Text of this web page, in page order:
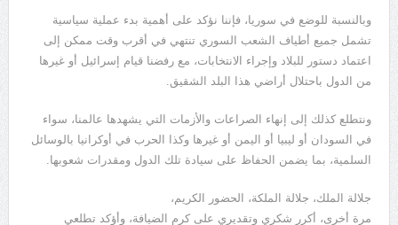
وبالنسبة للوضع في سوريا، فإننا نؤكد على أهمية بدء عملية سياسية
تشمل جميع أطياف الشعب السوري تنتهي في أقرب وقت ممكن إلى
اعتماد دستور للبلاد وإجراء الانتخابات، مع رفضنا قيام إسرائيل أو غيرها
من الدول باحتلال أراضي هذا البلد الشقيق.
ونتطلع كذلك إلى إنهاء الصراعات والأزمات التي يشهدها عالمنا، سواء
في السودان أو ليبيا أو اليمن أو غيرها وكذا الحرب في أوكرانيا بالوسائل
السلمية، بما يضمن الحفاظ على سيادة تلك الدول ومقدرات شعوبها.
جلالة الملك، جلالة الملكة، الحضور الكريم،
مرة أخرى، أكرر شكري وتقديري على كرم الضيافة، وأؤكد تطلعي